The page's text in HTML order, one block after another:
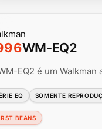
WM-EQ2
EQ2 é um
EQ SOMENTE
BEANS